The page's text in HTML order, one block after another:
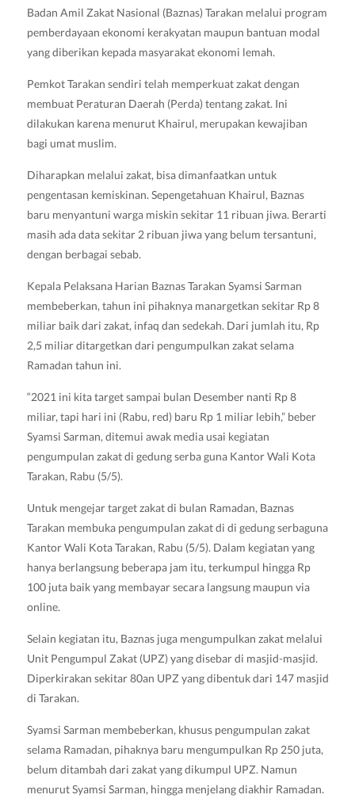
Badan Amil Zakat Nasional (Baznas) Tarakan melalui program
pemberdayaan ekonomi kerakyatan maupun bantuan modal
yang diberikan kepada masyarakat ekonomi lemah.
Pemkot Tarakan sendiri telah memperkuat zakat dengan
membuat Peraturan Daerah (Perda) tentang zakat. Ini
dilakukan karena menurut Khairul, merupakan kewajiban
bagi umat muslim.
Diharapkan melalui zakat, bisa dimanfaatkan untuk
pengentasan kemiskinan. Sepengetahuan Khairul, Baznas
baru menyantuni warga miskin sekitar 11 ribuan jiwa. Berarti
masih ada data sekitar 2 ribuan jiwa yang belum tersantuni,
dengan berbagai sebab.
Kepala Pelaksana Harian Baznas Tarakan Syamsi Sarman
membeberkan, tahun ini pihaknya manargetkan sekitar Rp 8
miliar baik dari zakat, infaq dan sedekah. Dari jumlah itu, Rp
2,5 miliar ditargetkan dari pengumpulkan zakat selama
Ramadan tahun ini.
“2021 ini kita target sampai bulan Desember nanti Rp 8
miliar, tapi hari ini (Rabu, red) baru Rp 1 miliar lebih,” beber
Syamsi Sarman, ditemui awak media usai kegiatan
pengumpulan zakat di gedung serba guna Kantor Wali Kota
Tarakan, Rabu (5/5).
Untuk mengejar target zakat di bulan Ramadan, Baznas
Tarakan membuka pengumpulan zakat di di gedung serbaguna
Kantor Wali Kota Tarakan, Rabu (5/5). Dalam kegiatan yang
hanya berlangsung beberapa jam itu, terkumpul hingga Rp
100 juta baik yang membayar secara langsung maupun via
online.
Selain kegiatan itu, Baznas juga mengumpulkan zakat melalui
Unit Pengumpul Zakat (UPZ) yang disebar di masjid-masjid.
Diperkirakan sekitar 80an UPZ yang dibentuk dari 147 masjid
di Tarakan.
Syamsi Sarman membeberkan, khusus pengumpulan zakat
selama Ramadan, pihaknya baru mengumpulkan Rp 250 juta,
belum ditambah dari zakat yang dikumpul UPZ. Namun
menurut Syamsi Sarman, hingga menjelang diakhir Ramadan.